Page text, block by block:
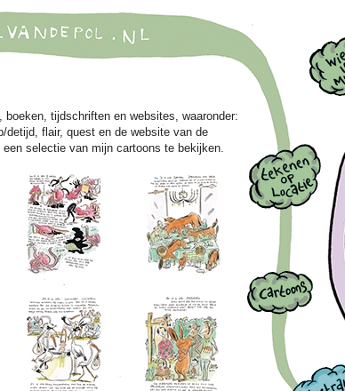
tijdschriften en websites, waaronder:
detijd, flair, quest en de website van de
selectie van mijn cartoons te bekijken.